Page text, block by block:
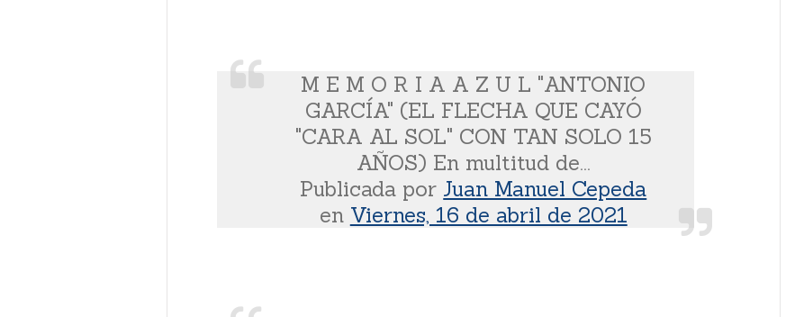
M E M O R I A A Z U L "ANTONIO
GARCÍA" (EL FLECHA QUE CAYÓ
"CARA AL SOL" CON TAN SOLO 15
AÑOS) En multitud de...
Publicada por Juan Manuel Cepeda
en Viernes, 16 de abril de 2021